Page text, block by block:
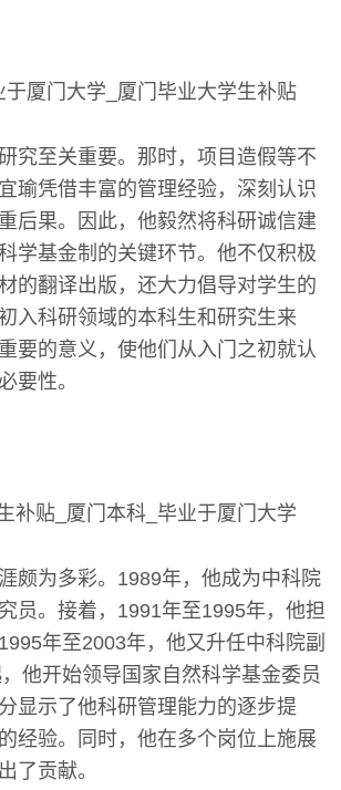
究至关重要。那时，项目造假等不
瑜凭借丰富的管理经验，深刻认识
后果。因此，他毅然将科研诚信建
学基金制的关键环节。他不仅积极
的翻译出版，还大力倡导对学生的
入科研领域的本科生和研究生来
要的意义，使他们从入门之初就认
要性。
颇为多彩。1989年，他成为中科院
员。接着，1991年至1995年，他担
年至2003年，他又升任中科院副
他开始领导国家自然科学基金委员
显示了他科研管理能力的逐步提
经验。同时，他在多个岗位上施展
了贡献。